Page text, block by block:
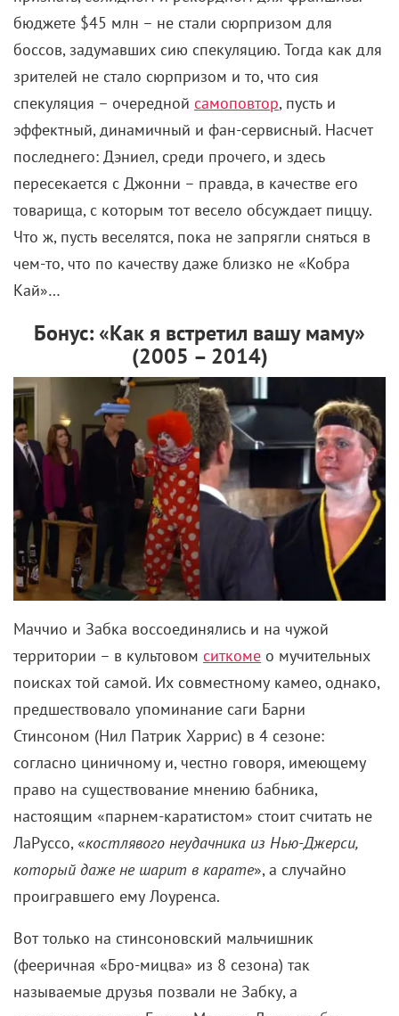
зрителей не стало сюрпризом и то, что сия
спекуляция – очереднойсамоповтор, пусть и
эффектный, динамичный и фан-сервисный. Насчет
последнего: Дэниел, среди прочего, и здесь
пересекается с Джонни – правда, в качестве его
товарища, с которым тот весело обсуждает пиццу.
Что ж, пусть веселятся, пока не запрягли сняться в
чем-то, что по качеству даже близко не «Кобра
Кай»…
Бонус: «Как я встретил вашу маму»
Маччио и Забка воссоединялись и на чужой
территории – в культовом
ситкоме
о мучительных
предшествовало упоминание саги Барни
Стинсоном (Нил Патрик Харрис) в 4 сезоне:
согласно циничному и, честно говоря, имеющему
право на существование мнению бабника,
настоящим «парнем-каратистом» стоит считать не
ЛаРуссо, «костлявого неудачника из Нью-Джерси,
который даже не шарит в карате », а случайно
проигравшего ему Лоуренса.
Вот только на стинсоновский мальчишник
(фееричная «Бро-мицва» из 8 сезона) так
ненавистного для Барни Маччио. Лишь чтобы
позже под крики виновника торжества снять маску
с клоуна, околачившегося рядом, и показать, что